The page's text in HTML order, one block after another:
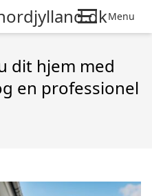
Menu
dit hjem med
en professionel